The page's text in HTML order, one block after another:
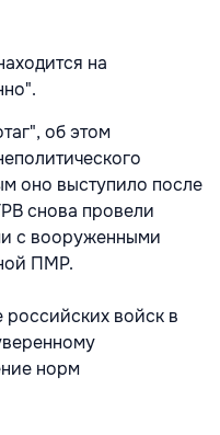
на
об этом
оно выступило после
снова провели
с вооруженными
ПМР.
войск в
норм